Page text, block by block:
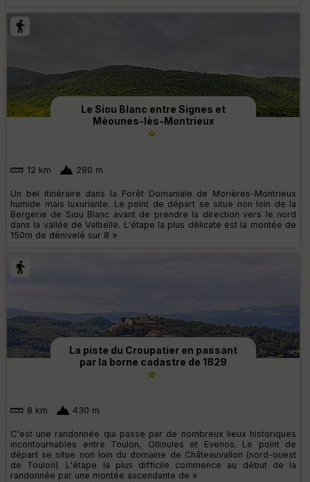
Le Siou Blanc entre Signes et
Mèounes-lès-Montrieux
12 km 280 m
Un bel itinéraire dans la Forêt Domaniale de Morières-Montrieux
humide mais luxuriante. Le point de départ se situe non loin de la
Bergerie de Siou Blanc avant de prendre la direction vers le nord
dans la vallée de Valbelle. L'étape la plus délicate est la montée de
150m de dénivelé sur 8 »
La piste du Croupatier en passant
par la borne cadastre de 1829
8 km 430 m
C'est une randonnée qui passe par de nombreux lieux historiques
incontournables entre Toulon, Ollioules et Evenos. Le point de
départ se situe non loin du domaine de Châteauvallon (nord-ouest
de Toulon). L'étape la plus difficile commence au début de la
randonnée par une montée ascendante de »